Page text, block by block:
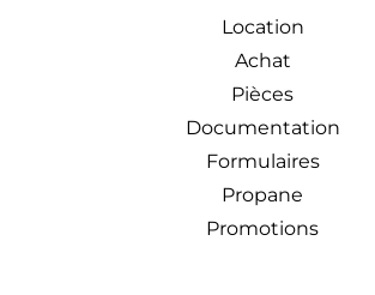
Location
Achat
Pièces
Documentation
Formulaires
Propane
Promotions